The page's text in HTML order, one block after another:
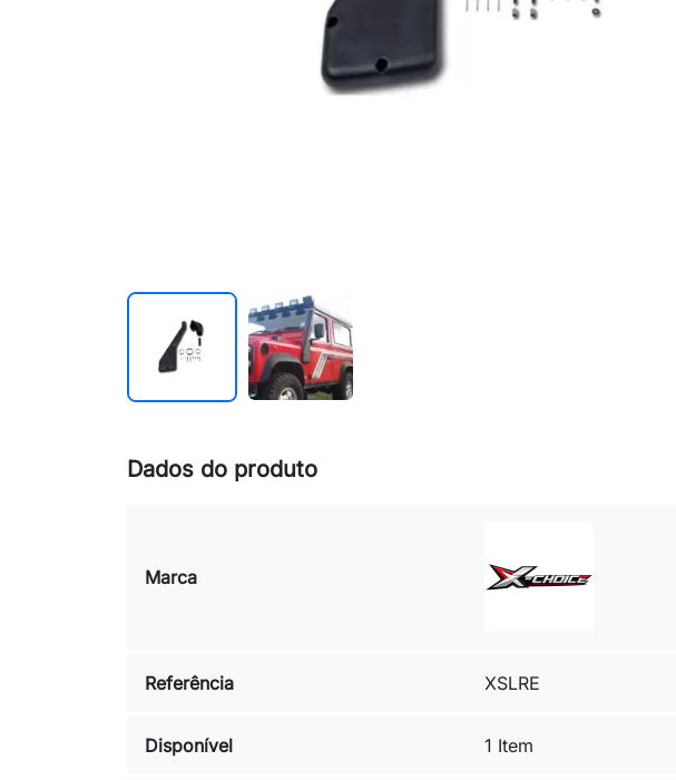
Dados do produto
Marca
Referência XSLRE
Disponível 1 Item